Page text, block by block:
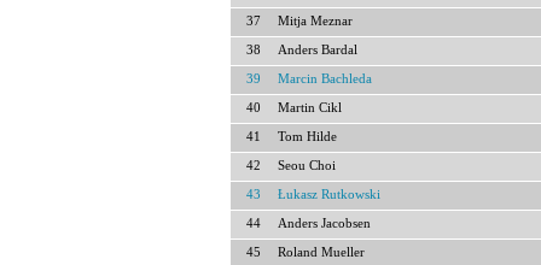
37 Mitja Meznar
38 Anders Bardal
39 Marcin Bachleda
40 Martin Cikl
41 Tom Hilde
42 Seou Choi
43 Łukasz Rutkowski
44 Anders Jacobsen
45 Roland Mueller